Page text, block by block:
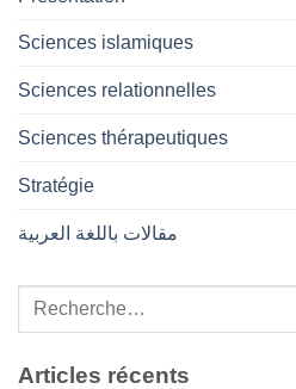
Sciences islamiques
Sciences relationnelles
Sciences thérapeutiques
Stratégie
مقالات باللغة العربية
Articles récents